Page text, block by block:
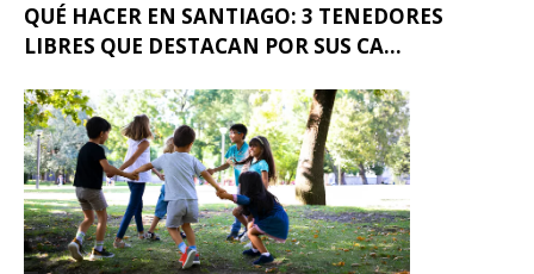
QUÉ HACER EN SANTIAGO: 3 TENEDORES
LIBRES QUE DESTACAN POR SUS CA...